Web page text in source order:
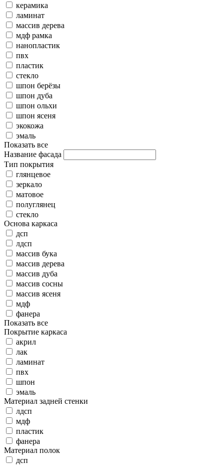
керамика
ламинат
массив дерева
мдф рамка
нанопластик
пвх
пластик
стекло
шпон берёзы
шпон дуба
шпон ольхи
шпон ясеня
экокожа
эмаль
Показать все
Название фасада
Тип покрытия
глянцевое
зеркало
матовое
полуглянец
стекло
Основа каркаса
дсп
лдсп
массив бука
массив дерева
массив дуба
массив сосны
массив ясеня
мдф
фанера
Показать все
Покрытие каркаса
акрил
лак
ламинат
пвх
шпон
эмаль
Материал задней стенки
лдсп
мдф
пластик
фанера
Материал полок
дсп